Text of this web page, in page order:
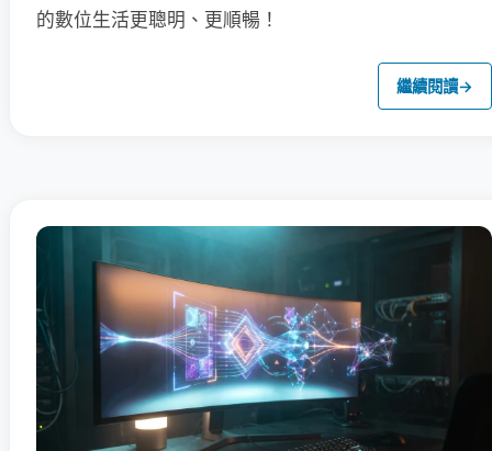
的數位生活更聰明、更順暢！
繼續閱讀→